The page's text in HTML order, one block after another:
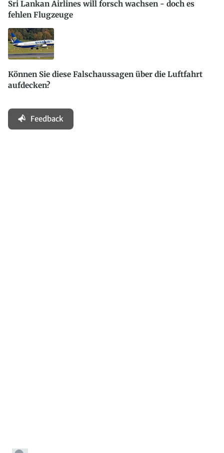
Sri Lankan Airlines will forsch wachsen - doch es
fehlen Flugzeuge
Können Sie diese Falschaussagen über die Luftfahrt
aufdecken?
Feedback